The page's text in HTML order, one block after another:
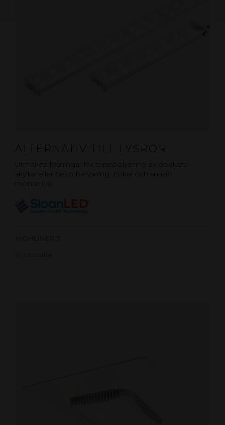
ALTERNATIV TILL LYSRÖR
Utmärkta lösningar för toppbelysning av obelysta
skyltar eller dekorbelysning. Enkel och snabb
montering.